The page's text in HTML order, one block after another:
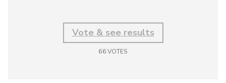
Vote & see results
66VOTES